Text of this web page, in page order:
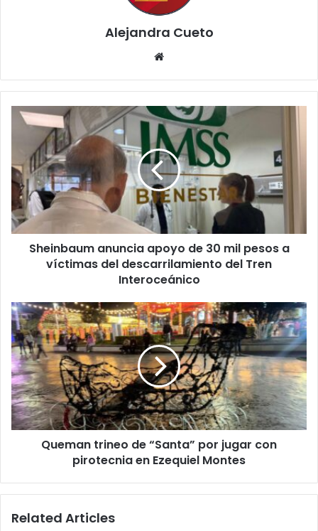
Alejandra Cueto
Sheinbaum
anuncia
30
mil
pesos
a
víctimas
descarrilamiento
Interoceánico
Sheinbaum anuncia apoyo de 30 mil pesos a
víctimas del descarrilamiento del Tren
Interoceánico
Queman
trineo
de
“Santa”
por
jugar
con
pirotecnia
en
EzequielQueman trineo de “Santa” por jugar con
pirotecnia en Ezequiel Montes
Related Articles